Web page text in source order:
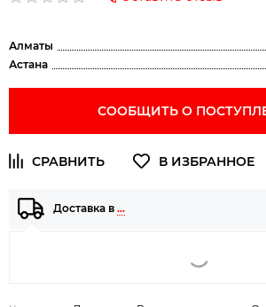
Алматы
Астана
СООБЩИТЬ О
Доставка в …